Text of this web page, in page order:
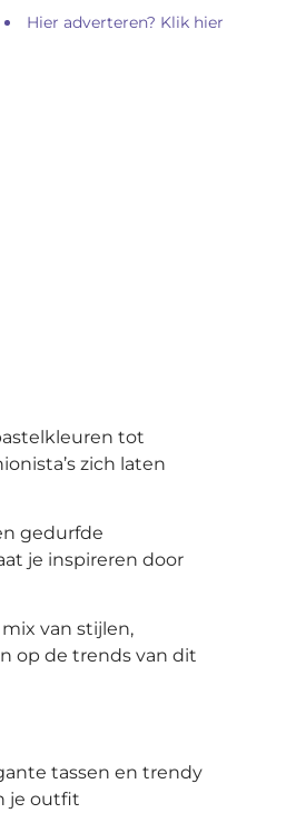
Hier adverteren? Klik hier
tot
zich laten
gedurfde
je inspireren door
van stijlen,
op de trends van dit
tassen en trendy
je outfit